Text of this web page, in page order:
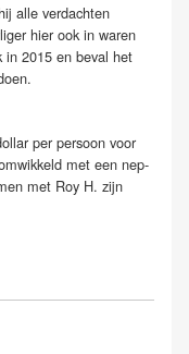
alle verdachten
hier ook in waren
in 2015 en beval het
per persoon voor
met een nep-
met Roy H. zijn